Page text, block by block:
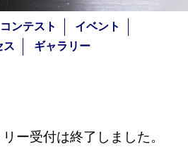
コンテスト
イベント
ス ギャラリー
ー受付は終了しました。